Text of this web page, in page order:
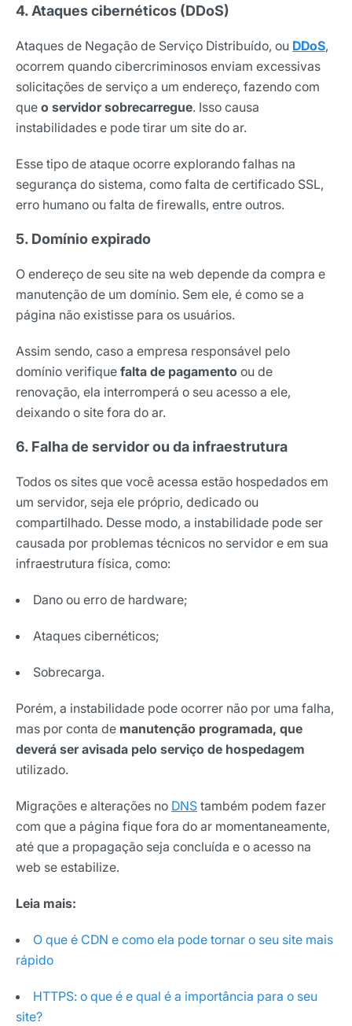
4. Ataques cibernéticos (DDoS)
Ataques de Negação de Serviço Distribuído, ou DDoS,
ocorrem quando cibercriminosos enviam excessivas
solicitações de serviço a um endereço, fazendo com
que o servidor sobrecarregue. Isso causa
instabilidades e pode tirar um site do ar.
Esse tipo de ataque ocorre explorando falhas na
segurança do sistema, como falta de certificado SSL,
erro humano ou falta de firewalls, entre outros.
5. Domínio expirado
O endereço de seu site na web depende da compra e
manutenção de um domínio. Sem ele, é como se a
página não existisse para os usuários.
Assim sendo, caso a empresa responsável pelo
domínio verifique falta de pagamento ou de
renovação, ela interromperá o seu acesso a ele,
deixando o site fora do ar.
6. Falha de servidor ou da infraestrutura
Todos os sites que você acessa estão hospedados em
um servidor, seja ele próprio, dedicado ou
compartilhado. Desse modo, a instabilidade pode ser
causada por problemas técnicos no servidor e em sua
infraestrutura física, como:
Dano ou erro de hardware;
Ataques cibernéticos;
Sobrecarga.
Porém, a instabilidade pode ocorrer não por uma falha,
mas por conta de manutenção programada, que
deverá ser avisada pelo serviço de hospedagem
utilizado.
Migrações e alterações no DNS também podem fazer
com que a página fique fora do ar momentaneamente,
até que a propagação seja concluída e o acesso na
web se estabilize.
Leia mais:
O que é CDN e como ela pode tornar o seu site mais
rápido
HTTPS: o que é e qual é a importância para o seu
site?